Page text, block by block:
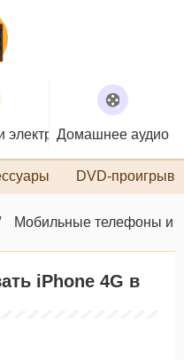
электроникаДомашнее аудио
DVD-
Мобильные телефоны и
iPhone 4G в